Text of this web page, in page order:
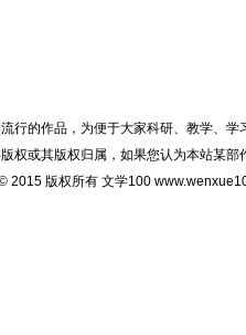
行的作品，为便于大家科研、教学、
权或其版权归属，如果您认为本站某
2015 版权所有 文学100